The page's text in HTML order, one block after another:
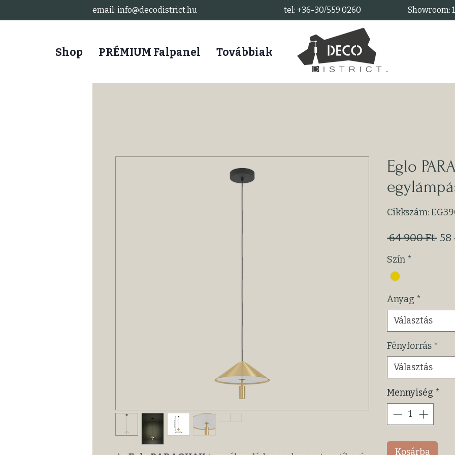
email: info@decodistrict.hu tel: +36-30/559 0260 Showroom:
Shop PRÉMIUM Falpanel Továbbiak
Eglo
Cikkszám:
64 900 Ft 58
Szín *
Anyag *
Választás
Fényforrás *
Választás
Mennyiség *
Kosárba